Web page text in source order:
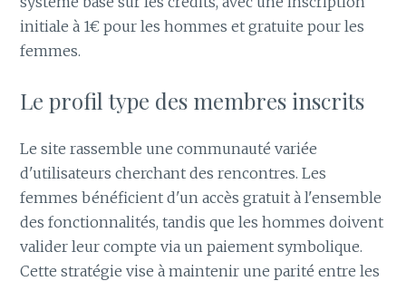
initiale à 1€ pour les hommes et gratuite pour les
femmes.
Le profil type des membres inscrits
Le site rassemble une communauté variée
d'utilisateurs cherchant des rencontres. Les
femmes bénéficient d'un accès gratuit à l'ensemble
des fonctionnalités, tandis que les hommes doivent
valider leur compte via un paiement symbolique.
Cette stratégie vise à maintenir une parité entre les